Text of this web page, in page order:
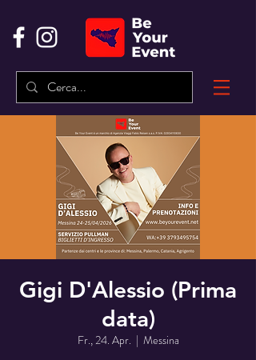
Gigi D'Alessio (Prima
data)
Fr., 24. Apr.
  |
Messina